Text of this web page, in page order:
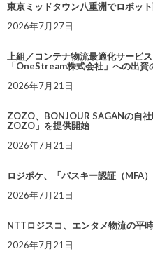
東京ミッドタウン八重洲でロボッ
2026年7月27日
上組／コンテナ物流最適化サービ
「OneStream株式会社」への出資
2026年7月21日
ZOZO、BONJOUR SAGANの自
ZOZO」を提供開始
2026年7月21日
ロジポケ、「パスキー認証（MFA
2026年7月21日
NTTロジスコ、エンタメ物流の平
2026年7月21日